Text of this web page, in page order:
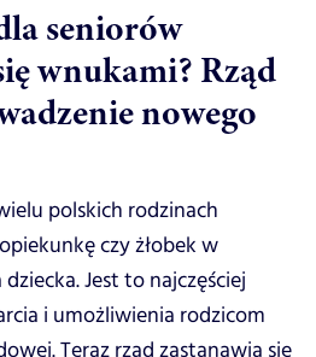
seniorów
wnukami? Rząd
nowego
polskich rodzinach
czy żłobek w
Jest to najczęściej
i umożliwienia rodzicom
Teraz rząd zastanawia się